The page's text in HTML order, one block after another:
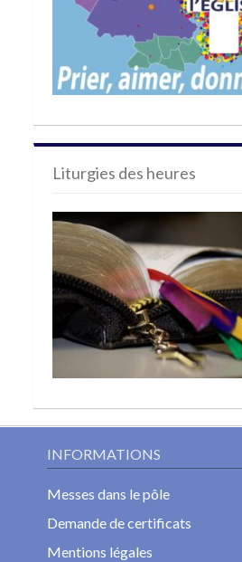
Liturgies des heures
INFORMATIONS
Messes dans le pôle
Demande de certificats
Mentions légales